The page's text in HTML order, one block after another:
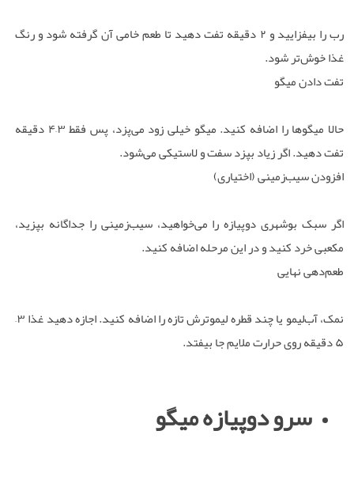
رب را بیفزایید و ۲ دقیقه تفت دهید تا طعم خامی آن گرفته شود و رنگ
غذا خوش‌تر شود.
تفت دادن میگو
حالا میگوها را اضافه کنید. میگو خیلی زود می‌پزد، پس فقط ۳–۴ دقیقه
تفت دهید. اگر زیاد بپزد سفت و لاستیکی می‌شود.
افزودن سیب‌زمینی (اختیاری)
اگر سبک بوشهری دوپیازه را می‌خواهید، سیب‌زمینی را جداگانه بپزید،
مکعبی خرد کنید و در این مرحله اضافه کنید.
طعم‌دهی نهایی
نمک، آب‌لیمو یا چند قطره لیموترش تازه را اضافه کنید. اجازه دهید غذا ۳–
۵ دقیقه روی حرارت ملایم جا بیفتد.
سرو دوپیازه میگو